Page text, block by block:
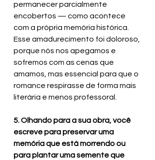
permanecer parcialmente
encobertos — como acontece
com a própria memória histórica.
Esse amadurecimento foi doloroso,
porque nós nos apegamos e
sofremos com as cenas que
amamos, mas essencial para que o
romance respirasse de forma mais
literária e menos professoral.
5. Olhando para a sua obra, você
escreve para preservar uma
memória que está morrendo ou
para plantar uma semente que